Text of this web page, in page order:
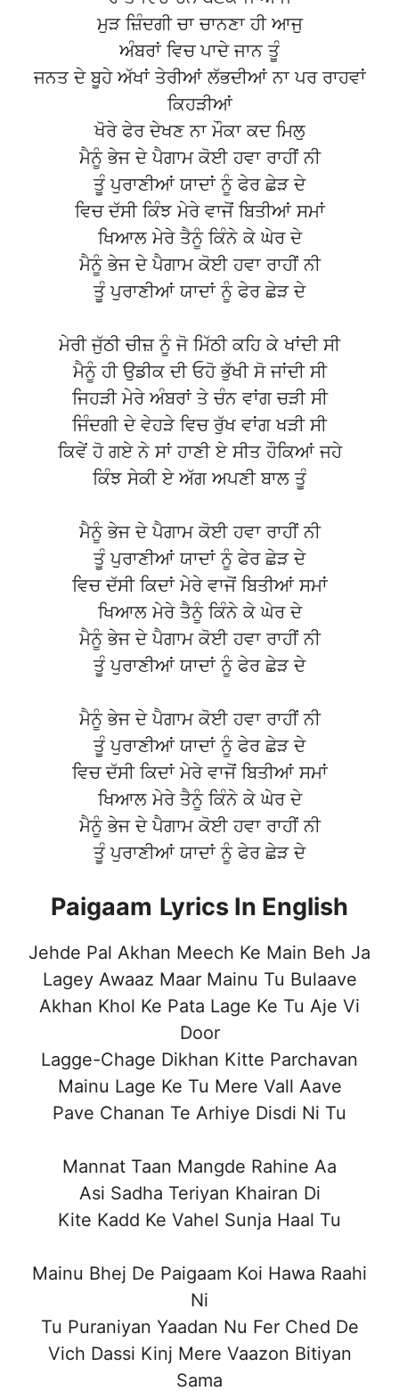
ਮੁੜ ਜ਼ਿੰਦਗੀ ਚਾ ਚਾਨਣਾ ਹੀ ਆਜੁ
ਅੰਬਰਾਂ ਵਿਚ ਪਾਦੇ ਜਾਨ ਤੂੰ
ਜਨਤ ਦੇ ਬੂਹੇ ਅੱਖਾਂ ਤੇਰੀਆਂ ਲੱਭਦੀਆਂ ਨਾ ਪਰ ਰਾਹਵਾਂ
ਕਿਹੜੀਆਂ
ਖੋਰੇ ਫੇਰ ਦੇਖਣ ਨਾ ਮੌਕਾ ਕਦ ਮਿਲੁ
ਮੈਨੂੰ ਭੇਜ ਦੇ ਪੈਗਾਮ ਕੋਈ ਹਵਾ ਰਾਹੀਂ ਨੀ
ਤੂੰ ਪੁਰਾਣੀਆਂ ਯਾਦਾਂ ਨੂੰ ਫੇਰ ਛੇੜ ਦੇ
ਵਿਚ ਦੱਸੀ ਕਿੰਝ ਮੇਰੇ ਵਾਜੋਂ ਬਿਤੀਆਂ ਸਮਾਂ
ਖਿਆਲ ਮੇਰੇ ਤੈਨੂੰ ਕਿੰਨੇ ਕੇ ਘੇਰ ਦੇ
ਮੈਨੂੰ ਭੇਜ ਦੇ ਪੈਗਾਮ ਕੋਈ ਹਵਾ ਰਾਹੀਂ ਨੀ
ਤੂੰ ਪੁਰਾਣੀਆਂ ਯਾਦਾਂ ਨੂੰ ਫੇਰ ਛੇੜ ਦੇ
ਮੇਰੀ ਜੁੱਠੀ ਚੀਜ਼ ਨੂੰ ਜੋ ਮਿੱਠੀ ਕਹਿ ਕੇ ਖਾਂਦੀ ਸੀ
ਮੈਨੂੰ ਹੀ ਉਡੀਕ ਦੀ ਓਹੋ ਭੁੱਖੀ ਸੋ ਜਾਂਦੀ ਸੀ
ਜਿਹੜੀ ਮੇਰੇ ਅੰਬਰਾਂ ਤੇ ਚੰਨ ਵਾਂਗ ਚੜੀ ਸੀ
ਜਿੰਦਗੀ ਦੇ ਵੇਹੜੇ ਵਿਚ ਰੁੱਖ ਵਾਂਗ ਖੜੀ ਸੀ
ਕਿਵੇਂ ਹੋ ਗਏ ਨੇ ਸਾਂ ਹਾਣੀ ਏ ਸੀਤ ਹੌਕਿਆਂ ਜਹੇ
ਕਿੰਝ ਸੇਕੀ ਏ ਅੱਗ ਅਪਣੀ ਬਾਲ ਤੂੰ
ਮੈਨੂੰ ਭੇਜ ਦੇ ਪੈਗਾਮ ਕੋਈ ਹਵਾ ਰਾਹੀਂ ਨੀ
ਤੂੰ ਪੁਰਾਣੀਆਂ ਯਾਦਾਂ ਨੂੰ ਫੇਰ ਛੇੜ ਦੇ
ਵਿਚ ਦੱਸੀ ਕਿਦਾਂ ਮੇਰੇ ਵਾਜੋਂ ਬਿਤੀਆਂ ਸਮਾਂ
ਖਿਆਲ ਮੇਰੇ ਤੈਨੂੰ ਕਿੰਨੇ ਕੇ ਘੇਰ ਦੇ
ਮੈਨੂੰ ਭੇਜ ਦੇ ਪੈਗਾਮ ਕੋਈ ਹਵਾ ਰਾਹੀਂ ਨੀ
ਤੂੰ ਪੁਰਾਣੀਆਂ ਯਾਦਾਂ ਨੂੰ ਫੇਰ ਛੇੜ ਦੇ
ਮੈਨੂੰ ਭੇਜ ਦੇ ਪੈਗਾਮ ਕੋਈ ਹਵਾ ਰਾਹੀਂ ਨੀ
ਤੂੰ ਪੁਰਾਣੀਆਂ ਯਾਦਾਂ ਨੂੰ ਫੇਰ ਛੇੜ ਦੇ
ਵਿਚ ਦੱਸੀ ਕਿਦਾਂ ਮੇਰੇ ਵਾਜੋਂ ਬਿਤੀਆਂ ਸਮਾਂ
ਖਿਆਲ ਮੇਰੇ ਤੈਨੂੰ ਕਿੰਨੇ ਕੇ ਘੇਰ ਦੇ
ਮੈਨੂੰ ਭੇਜ ਦੇ ਪੈਗਾਮ ਕੋਈ ਹਵਾ ਰਾਹੀਂ ਨੀ
ਤੂੰ ਪੁਰਾਣੀਆਂ ਯਾਦਾਂ ਨੂੰ ਫੇਰ ਛੇੜ ਦੇ
Paigaam Lyrics In English
Jehde Pal Akhan Meech Ke Main Beh Ja
Lagey Awaaz Maar Mainu Tu Bulaave
Akhan Khol Ke Pata Lage Ke Tu Aje Vi
Door
Lagge-Chage Dikhan Kitte Parchavan
Mainu Lage Ke Tu Mere Vall Aave
Pave Chanan Te Arhiye Disdi Ni Tu
Mannat Taan Mangde Rahine Aa
Asi Sadha Teriyan Khairan Di
Kite Kadd Ke Vahel Sunja Haal Tu
Mainu Bhej De Paigaam Koi Hawa Raahi
Ni
Tu Puraniyan Yaadan Nu Fer Ched De
Vich Dassi Kinj Mere Vaazon Bitiyan
Sama